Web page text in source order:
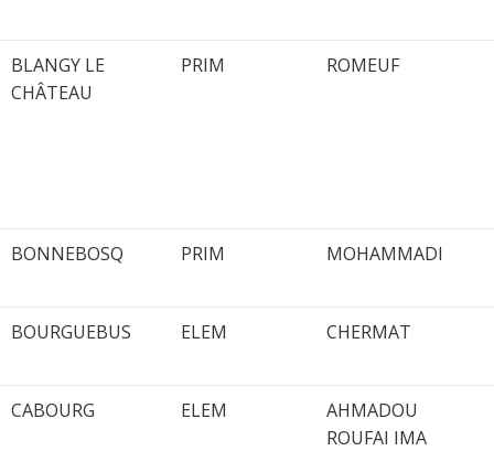
BLANGY LE
CHÂTEAU
PRIM ROMEUF
BONNEBOSQ PRIM MOHAMMADI
BOURGUEBUS ELEM CHERMAT
CABOURG ELEM
AHMADOU
ROUFAI IMA